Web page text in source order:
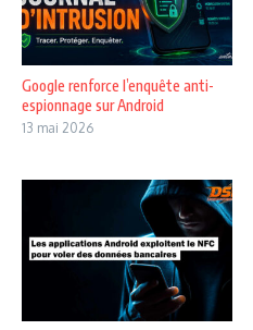
Google renforce l’enquête anti-
espionnage sur Android
13 mai 2026